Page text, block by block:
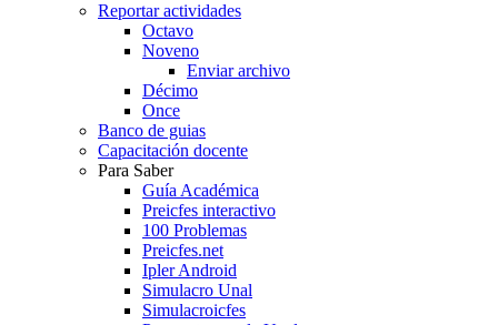
Reportar actividades
Octavo
Noveno
Enviar archivo
Décimo
Once
Banco de guias
Capacitación docente
Para Saber
Guía Académica
Preicfes interactivo
100 Problemas
Preicfes.net
Ipler Android
Simulacro Unal
Simulacroicfes